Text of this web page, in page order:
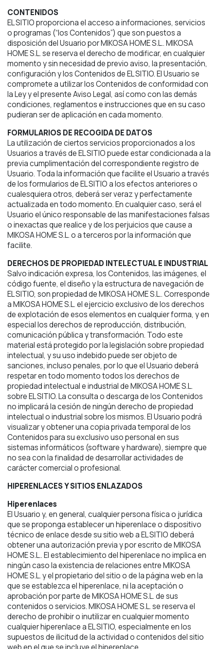
CONTENIDOS
EL SITIO proporciona el acceso a informaciones, servicios
o programas (“los Contenidos”) que son puestos a
disposición del Usuario por MIKOSA HOME S.L.. MIKOSA
HOME S.L. se reserva el derecho de modificar, en cualquier
momento y sin necesidad de previo aviso, la presentación,
configuración y los Contenidos de EL SITIO. El Usuario se
compromete a utilizar los Contenidos de conformidad con
la Ley y el presente Aviso Legal, así como con las demás
condiciones, reglamentos e instrucciones que en su caso
pudieran ser de aplicación en cada momento.
FORMULARIOS DE RECOGIDA DE DATOS
La utilización de ciertos servicios proporcionados a los
Usuarios a través de EL SITIO puede estar condicionada a la
previa cumplimentación del correspondiente registro de
Usuario. Toda la información que facilite el Usuario a través
de los formularios de EL SITIO a los efectos anteriores o
cualesquiera otros, deberá ser veraz y perfectamente
actualizada en todo momento. En cualquier caso, será el
Usuario el único responsable de las manifestaciones falsas
o inexactas que realice y de los perjuicios que cause a
MIKOSA HOME S.L. o a terceros por la información que
facilite.
DERECHOS DE PROPIEDAD INTELECTUAL E INDUSTRIAL
Salvo indicación expresa, los Contenidos, las imágenes, el
código fuente, el diseño y la estructura de navegación de
EL SITIO, son propiedad de MIKOSA HOME S.L.. Corresponde
a MIKOSA HOME S.L. el ejercicio exclusivo de los derechos
de explotación de esos elementos en cualquier forma, y en
especial los derechos de reproducción, distribución,
comunicación pública y transformación. Todo este
material está protegido por la legislación sobre propiedad
intelectual, y su uso indebido puede ser objeto de
sanciones, incluso penales, por lo que el Usuario deberá
respetar en todo momento todos los derechos de
propiedad intelectual e industrial de MIKOSA HOME S.L.
sobre EL SITIO. La consulta o descarga de los Contenidos
no implicará la cesión de ningún derecho de propiedad
intelectual o industrial sobre los mismos. El Usuario podrá
visualizar y obtener una copia privada temporal de los
Contenidos para su exclusivo uso personal en sus
sistemas informáticos (software y hardware), siempre que
no sea con la finalidad de desarrollar actividades de
carácter comercial o profesional.
HIPERENLACES Y SITIOS ENLAZADOS
Hiperenlaces
El Usuario y, en general, cualquier persona física o jurídica
que se proponga establecer un hiperenlace o dispositivo
técnico de enlace desde su sitio web a EL SITIO deberá
obtener una autorización previa y por escrito de MIKOSA
HOME S.L.. El establecimiento del hiperenlace no implica en
ningún caso la existencia de relaciones entre MIKOSA
HOME S.L. y el propietario del sitio o de la página web en la
que se establezca el hiperenlace, ni la aceptación o
aprobación por parte de MIKOSA HOME S.L. de sus
contenidos o servicios. MIKOSA HOME S.L. se reserva el
derecho de prohibir o inutilizar en cualquier momento
cualquier hiperenlace a EL SITIO, especialmente en los
supuestos de ilicitud de la actividad o contenidos del sitio